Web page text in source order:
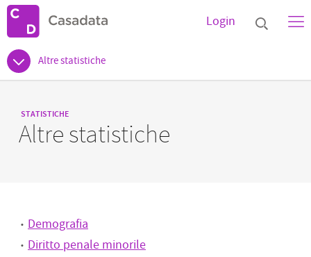
Login
Altre statistiche
STATISTICHE
Altre statistiche
Demografia
Diritto penale minorile